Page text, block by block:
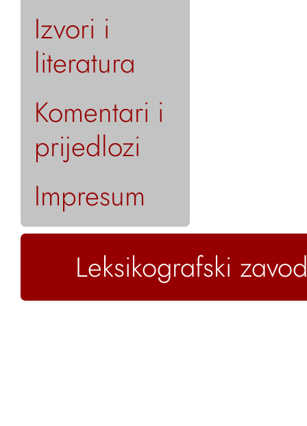
Izvori i
literatura
Komentari i
prijedlozi
Impresum
Leksikografski